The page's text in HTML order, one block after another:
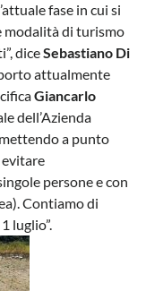
fase in cui si
modalità di turismo
diceSebastiano Di
attualmente
Giancarlo
dell’Azienda
a punto
evitare
persone e con
Contiamo di
luglio”.